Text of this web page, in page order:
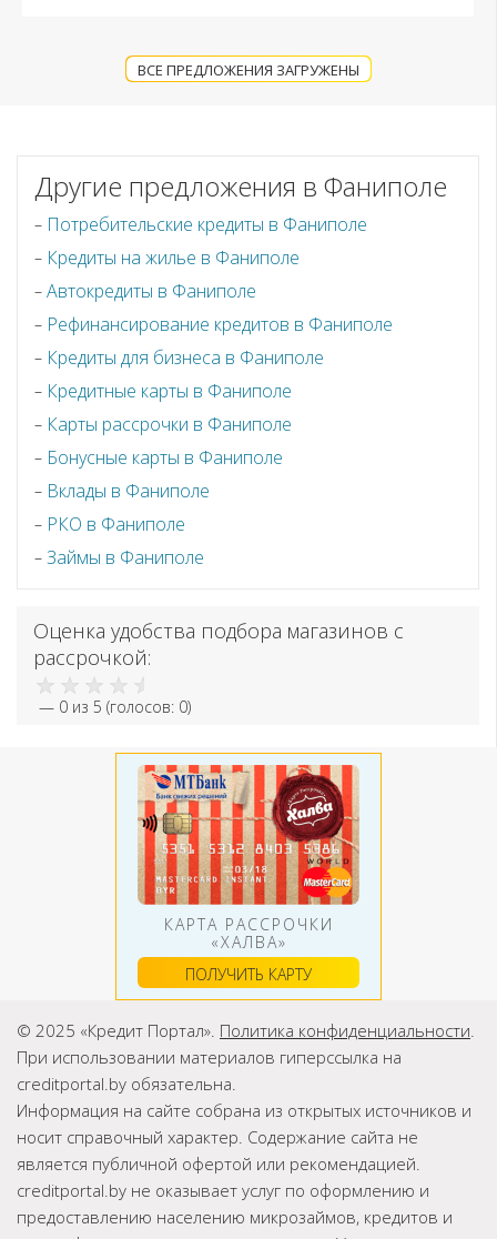
ВСЕ ПРЕДЛОЖЕНИЯ ЗАГРУЖЕНЫ
Другие предложения в Фаниполе
Потребительские кредиты в Фаниполе
Кредиты на жилье в Фаниполе
Автокредиты в Фаниполе
Рефинансирование кредитов в Фаниполе
Кредиты для бизнеса в Фаниполе
Кредитные карты в Фаниполе
Карты рассрочки в Фаниполе
Бонусные карты в Фаниполе
Вклады в Фаниполе
РКО в Фаниполе
Займы в Фаниполе
Оценка удобства подбора магазинов с
рассрочкой:
— 0 из 5 (голосов: 0)
КАРТА РАССРОЧКИ
«ХАЛВА»
ПОЛУЧИТЬ КАРТУ
© 2025 «Кредит Портал». Политика конфиденциальности.
При использовании материалов гиперссылка на
creditportal.by обязательна.
Информация на сайте собрана из открытых источников и
носит справочный характер. Содержание сайта не
является публичной офертой или рекомендацией.
creditportal.by не оказывает услуг по оформлению и
предоставлению населению микрозаймов, кредитов и